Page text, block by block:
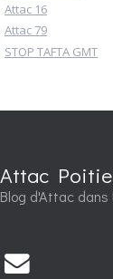
Attac 16
Attac 79
STOP TAFTA GMT
Attac
Blog d'Attac dans